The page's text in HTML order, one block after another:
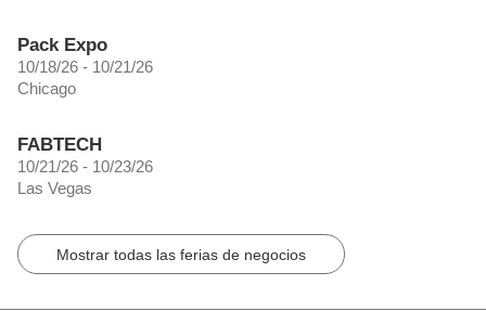
Pack Expo
10/18/26 - 10/21/26
Chicago
FABTECH
10/21/26 - 10/23/26
Las Vegas
Mostrar todas las ferias de negocios